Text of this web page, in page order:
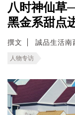
八时神仙草
黑金系甜点
撰文 誠品生活南
人物专访